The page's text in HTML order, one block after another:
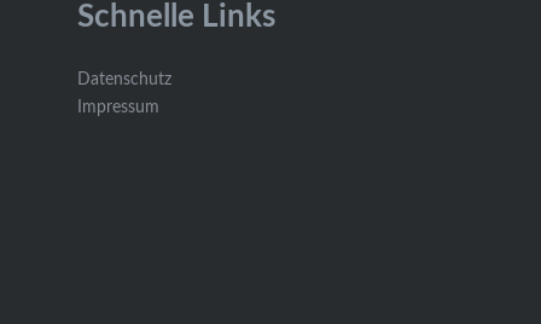
Schnelle Links
Datenschutz
Impressum